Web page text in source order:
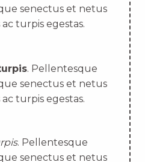
senectus et netus
turpis egestas.
. Pellentesque
senectus et netus
turpis egestas.
. Pellentesque
senectus et netus